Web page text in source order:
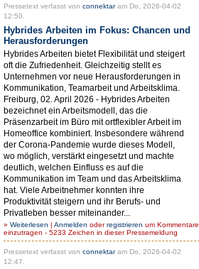
Pressetext verfasst von connektaram Do, 2026-04-02
12:50.
Hybrides Arbeiten im Fokus: Chancen und
Herausforderungen
Hybrides Arbeiten bietet Flexibilität und steigert
oft die Zufriedenheit. Gleichzeitig stellt es
Unternehmen vor neue Herausforderungen in
Kommunikation, Teamarbeit und Arbeitsklima.
Freiburg, 02. April 2026 - Hybrides Arbeiten
bezeichnet ein Arbeitsmodell, das die
Präsenzarbeit im Büro mit ortflexibler Arbeit im
Homeoffice kombiniert. Insbesondere während
der Corona-Pandemie wurde dieses Modell,
wo möglich, verstärkt eingesetzt und machte
deutlich, welchen Einfluss es auf die
Kommunikation im Team und das Arbeitsklima
hat. Viele Arbeitnehmer konnten ihre
Produktivität steigern und ihr Berufs- und
Privatleben besser miteinander...
» Weiterlesen | Anmelden oderregistrieren um Kommentare
einzutragen - 5233 Zeichen in dieser Pressemeldung
Pressetext verfasst von connektaram Do, 2026-04-02
12:47.